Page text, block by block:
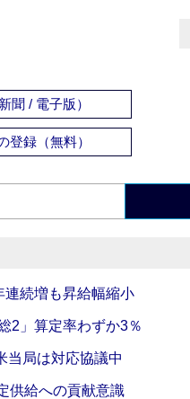
聞 / 電子版）
登録（無料）
連続増も昇給幅縮小
2」算定率わずか3％
当局は対応協議中
供給への貢献意識